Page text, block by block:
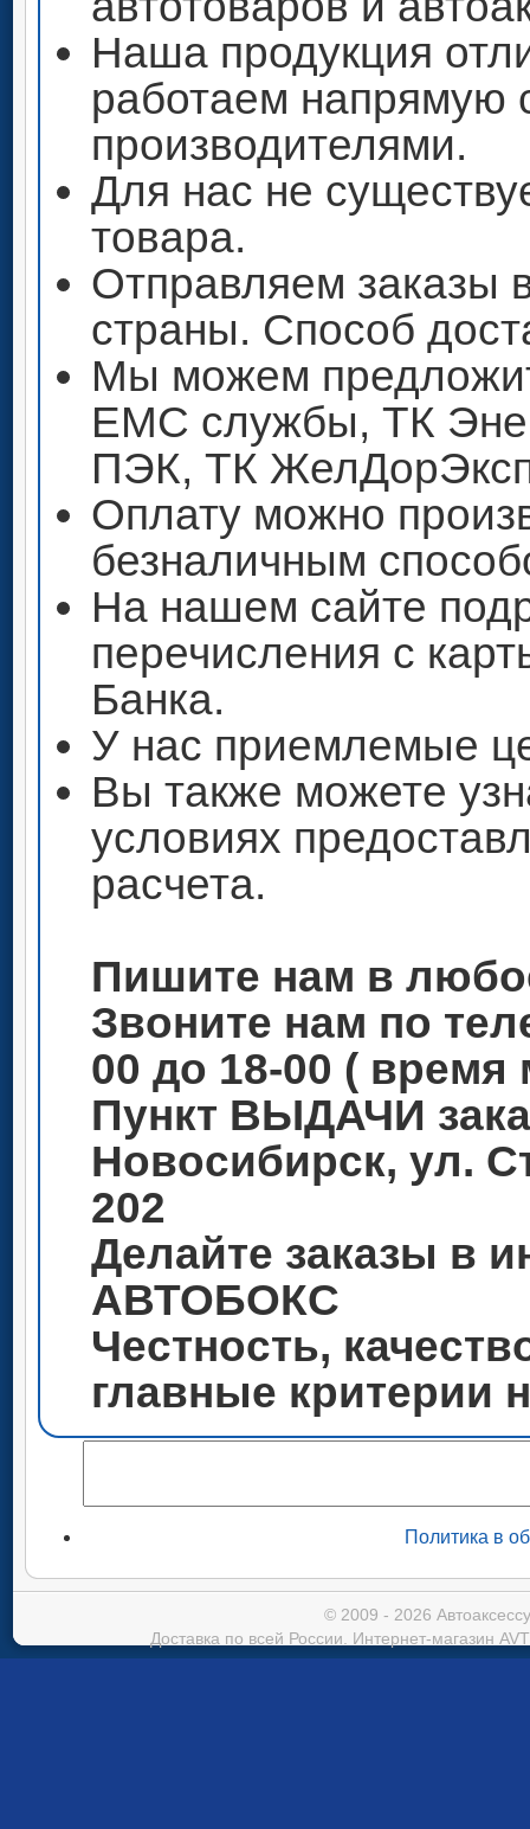
Наша продукция
работаем напрямую
производителями.
Для нас не
товара.
Отправляем заказы
страны. Способ
Мы можем
ЕМС службы, ТК
ПЭК, ТК
Оплату можно
безналичным
На нашем сайте
перечисления с
Банка.
У нас приемлемые
Вы также можете
условиях
расчета.
Пишите нам в
Звоните нам по
00 до 18-00 ( время
Пункт ВЫДАЧИ
Новосибирск, ул.
202
Делайте заказы в
АВТОБОКС
Честность,
главные критерии
Политика в
© 2009 - 2026
Доставка по всей России. Интернет-магазин